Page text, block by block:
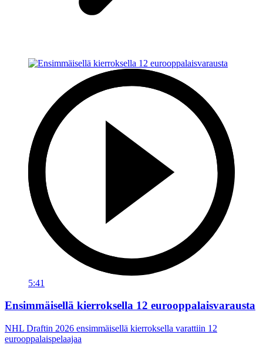
5:41
Ensimmäisellä kierroksella 12 eurooppalaisvarausta
NHL Draftin 2026 ensimmäisellä kierroksella varattiin 12
eurooppalaispelaajaa